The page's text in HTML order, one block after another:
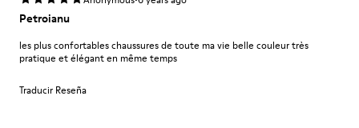
Petroianu
les plus confortables chaussures de toute ma vie belle couleur très
pratique et élégant en même temps
Traducir Reseña